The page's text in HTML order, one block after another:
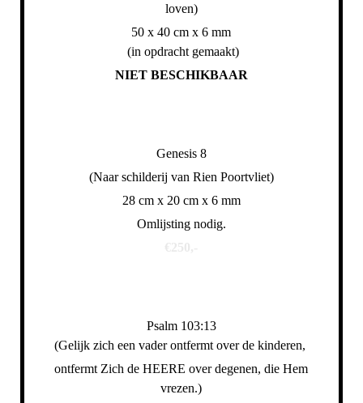
loven)
50 x 40 cm x 6 mm
(in opdracht gemaakt)
NIET BESCHIKBAAR
Genesis 8
(Naar schilderij van Rien Poortvliet)
28 cm x 20 cm x 6 mm
Omlijsting nodig.
Psalm 103:13
(Gelijk zich een vader ontfermt over de kinderen,
ontfermt Zich de HEERE over degenen, die Hem
vrezen.)